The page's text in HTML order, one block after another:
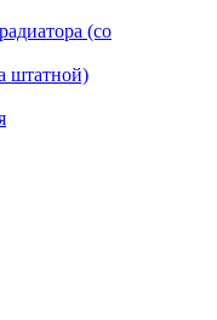
(со
штатной)